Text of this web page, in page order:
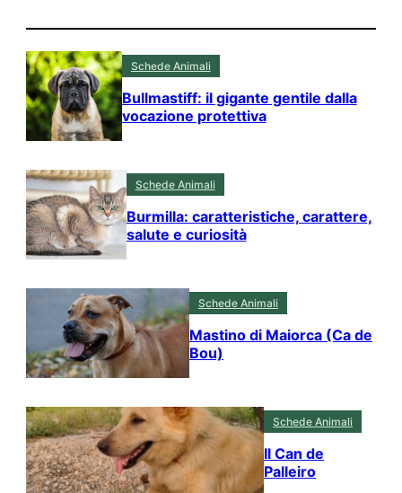
Schede Animali
Bullmastiff: il gigante gentile dalla
vocazione protettiva
Schede Animali
Burmilla: caratteristiche, carattere,
salute e curiosità
Schede Animali
Mastino di Maiorca (Ca de
Bou)
Schede Animali
Il Can de
Palleiro